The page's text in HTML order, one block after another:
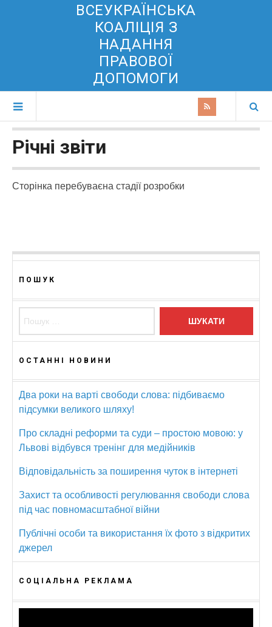
ВСЕУКРАЇНСЬКА
КОАЛІЦІЯ З
НАДАННЯ
ПРАВОВОЇ
ДОПОМОГИ
Річні звіти
Сторінка перебуваєна стадії розробки
ПОШУК
ОСТАННІ НОВИНИ
Два роки на варті свободи слова: підбиваємо
підсумки великого шляху!
Про складні реформи та суди – простою мовою: у
Львові відбувся тренінг для медійників
Відповідальність за поширення чуток в інтернеті
Захист та особливості регулювання свободи слова
під час повномасштабної війни
Публічні особи та використання їх фото з відкритих
джерел
СОЦІАЛЬНА РЕКЛАМА